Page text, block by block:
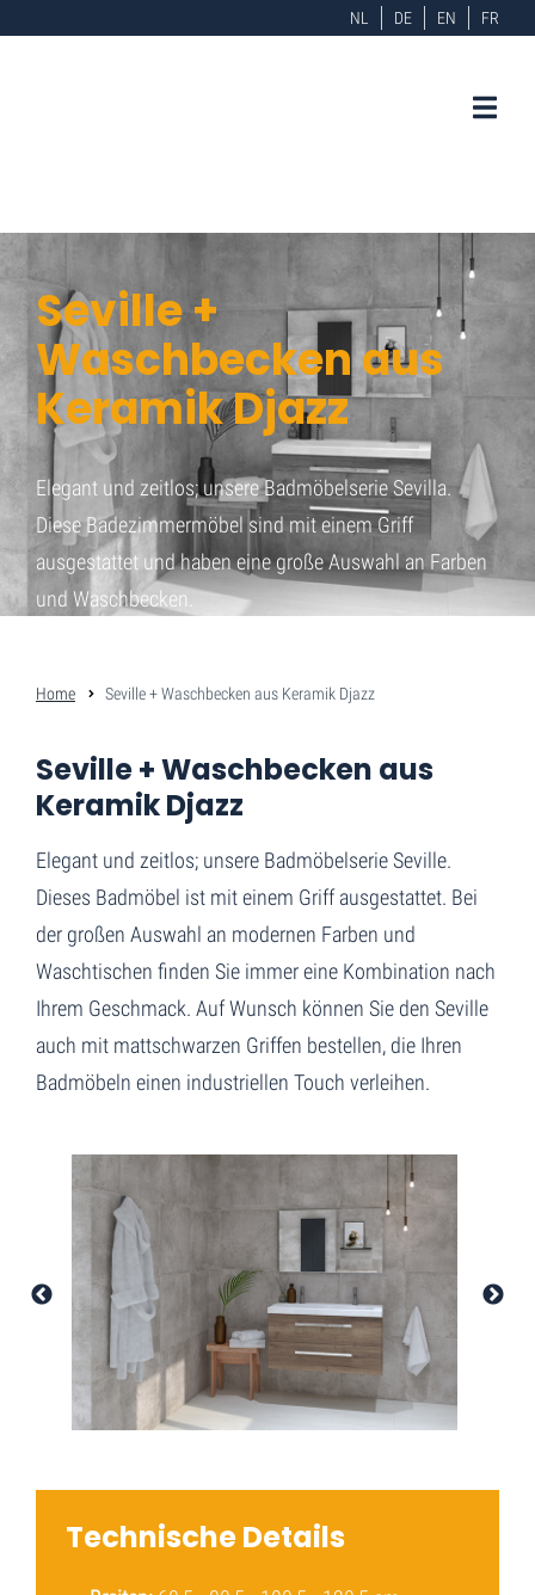
NL DE EN FR
Seville +
Waschbecken aus
Keramik Djazz
Elegant und zeitlos; unsere Badmöbelserie Sevilla.
Diese Badezimmermöbel sind mit einem Griff
ausgestattet und haben eine große Auswahl an Farben
und Waschbecken.
Home Seville + Waschbecken aus Keramik Djazz
Seville + Waschbecken aus
Keramik Djazz
Elegant und zeitlos; unsere Badmöbelserie Seville.
Dieses Badmöbel ist mit einem Griff ausgestattet. Bei
der großen Auswahl an modernen Farben und
Waschtischen finden Sie immer eine Kombination nach
Ihrem Geschmack. Auf Wunsch können Sie den Seville
auch mit mattschwarzen Griffen bestellen, die Ihren
Badmöbeln einen industriellen Touch verleihen.
Technische Details